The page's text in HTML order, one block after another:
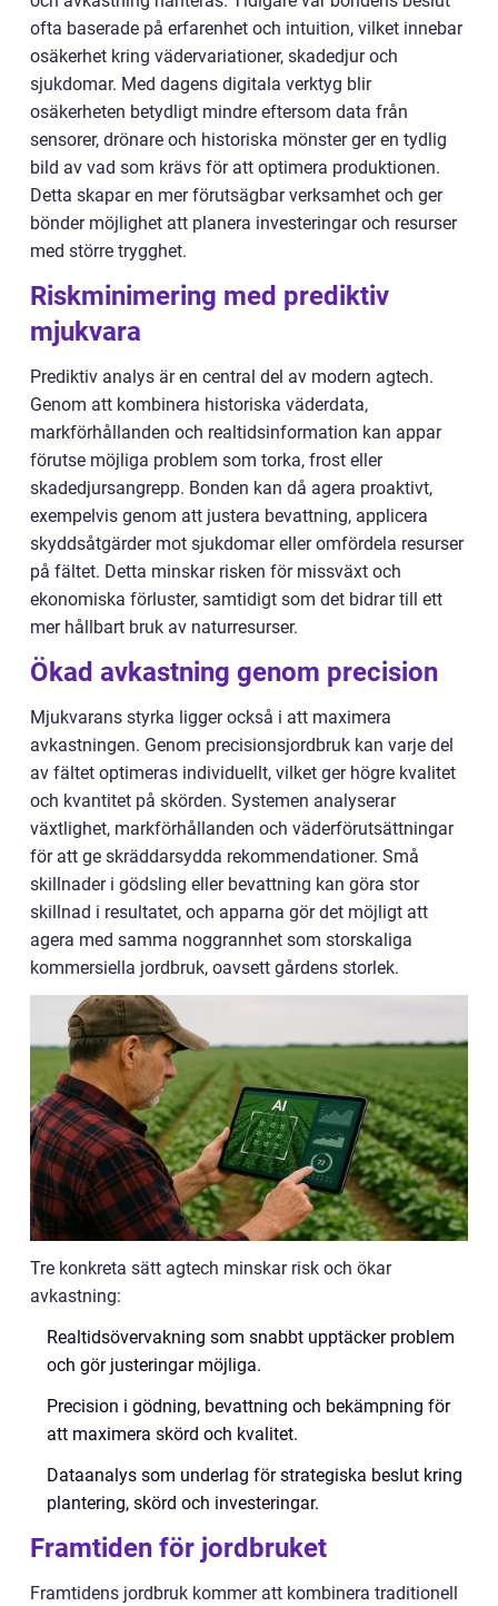
ofta baserade på erfarenhet och intuition, vilket innebar
osäkerhet kring vädervariationer, skadedjur och
sjukdomar. Med dagens digitala verktyg blir
osäkerheten betydligt mindre eftersom data från
sensorer, drönare och historiska mönster ger en tydlig
bild av vad som krävs för att optimera produktionen.
Detta skapar en mer förutsägbar verksamhet och ger
bönder möjlighet att planera investeringar och resurser
med större trygghet.
Riskminimering med prediktiv
mjukvara
Prediktiv analys är en central del av modern agtech.
Genom att kombinera historiska väderdata,
markförhållanden och realtidsinformation kan appar
förutse möjliga problem som torka, frost eller
skadedjursangrepp. Bonden kan då agera proaktivt,
exempelvis genom att justera bevattning, applicera
skyddsåtgärder mot sjukdomar eller omfördela resurser
på fältet. Detta minskar risken för missväxt och
ekonomiska förluster, samtidigt som det bidrar till ett
mer hållbart bruk av naturresurser.
Ökad avkastning genom precision
Mjukvarans styrka ligger också i att maximera
avkastningen. Genom precisionsjordbruk kan varje del
av fältet optimeras individuellt, vilket ger högre kvalitet
och kvantitet på skörden. Systemen analyserar
växtlighet, markförhållanden och väderförutsättningar
för att ge skräddarsydda rekommendationer. Små
skillnader i gödsling eller bevattning kan göra stor
skillnad i resultatet, och apparna gör det möjligt att
agera med samma noggrannhet som storskaliga
kommersiella jordbruk, oavsett gårdens storlek.
Tre konkreta sätt agtech minskar risk och ökar
avkastning:
Realtidsövervakning som snabbt upptäcker problem
och gör justeringar möjliga.
Precision i gödning, bevattning och bekämpning för
att maximera skörd och kvalitet.
Dataanalys som underlag för strategiska beslut kring
plantering, skörd och investeringar.
Framtiden för jordbruket
Framtidens jordbruk kommer att kombinera traditionell